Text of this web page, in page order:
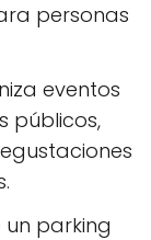
personas
eventos
públicos,
parking